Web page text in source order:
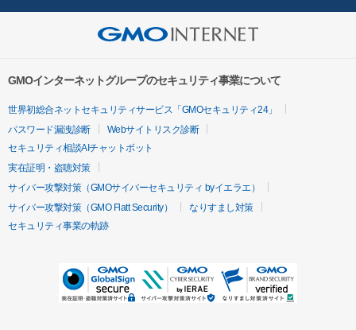
GMOインターネットグループのセキュリティ事業について
世界初総合ネットセキュリティサービス「GMOセキュリティ24」
パスワード漏洩診断
Webサイトリスク診断
セキュリティ相談AIチャットボット
実在証明・盗聴対策
サイバー攻撃対策（GMOサイバーセキュリティ byイエラエ）
サイバー攻撃対策（GMO Flatt Security）
なりすまし対策
セキュリティ事業の軌跡